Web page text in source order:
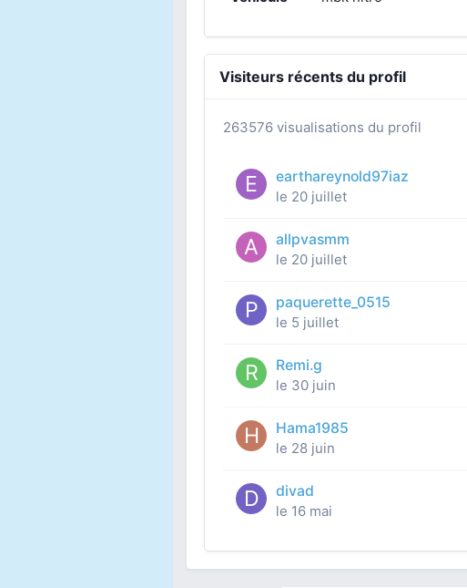
Visiteurs récents du profil
263576 visualisations du profil
earthareynold97iaz
le 20 juillet
allpvasmm
le 20 juillet
paquerette_0515
le 5 juillet
Remi.g
le 30 juin
Hama1985
le 28 juin
divad
le 16 mai